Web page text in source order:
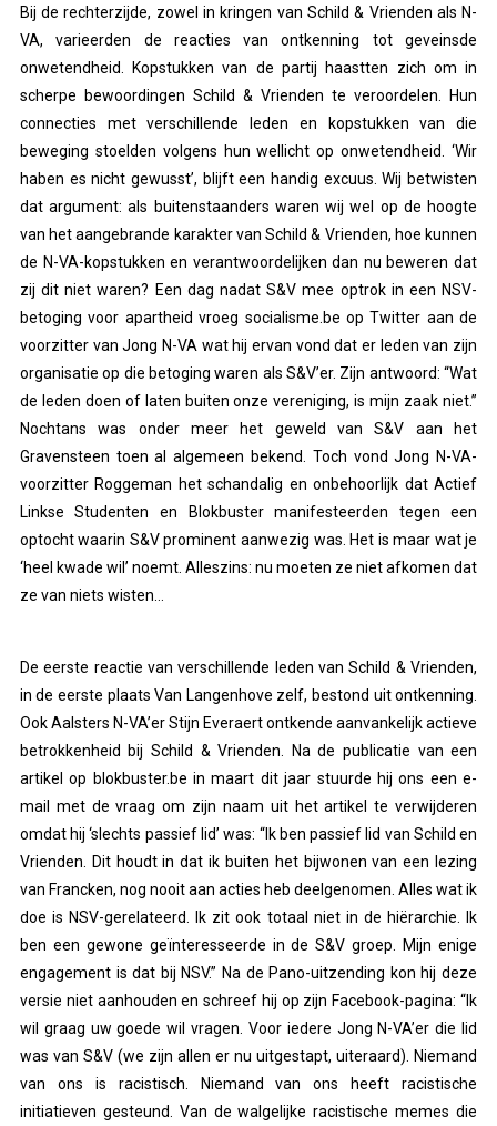
Bij de rechterzijde, zowel in kringen van Schild & Vrienden als N-
VA, varieerden de reacties van ontkenning tot geveinsde
onwetendheid. Kopstukken van de partij haastten zich om in
scherpe bewoordingen Schild & Vrienden te veroordelen. Hun
connecties met verschillende leden en kopstukken van die
beweging stoelden volgens hun wellicht op onwetendheid. ‘Wir
haben es nicht gewusst’, blijft een handig excuus. Wij betwisten
dat argument: als buitenstaanders waren wij wel op de hoogte
van het aangebrande karakter van Schild & Vrienden, hoe kunnen
de N-VA-kopstukken en verantwoordelijken dan nu beweren dat
zij dit niet waren? Een dag nadat S&V mee optrok in een NSV-
betoging voor apartheid vroeg socialisme.be op Twitter aan de
voorzitter van Jong N-VA wat hij ervan vond dat er leden van zijn
organisatie op die betoging waren als S&V’er. Zijn antwoord: “Wat
de leden doen of laten buiten onze vereniging, is mijn zaak niet.”
Nochtans was onder meer het geweld van S&V aan het
Gravensteen toen al algemeen bekend. Toch vond Jong N-VA-
voorzitter Roggeman het schandalig en onbehoorlijk dat Actief
Linkse Studenten en Blokbuster manifesteerden tegen een
optocht waarin S&V prominent aanwezig was. Het is maar wat je
‘heel kwade wil’ noemt. Alleszins: nu moeten ze niet afkomen dat
ze van niets wisten…
De eerste reactie van verschillende leden van Schild & Vrienden,
in de eerste plaats Van Langenhove zelf, bestond uit ontkenning.
Ook Aalsters N-VA’er Stijn Everaert ontkende aanvankelijk actieve
betrokkenheid bij Schild & Vrienden. Na de publicatie van een
artikel op blokbuster.be in maart dit jaar stuurde hij ons een e-
mail met de vraag om zijn naam uit het artikel te verwijderen
omdat hij ‘slechts passief lid’ was: “Ik ben passief lid van Schild en
Vrienden. Dit houdt in dat ik buiten het bijwonen van een lezing
van Francken, nog nooit aan acties heb deelgenomen. Alles wat ik
doe is NSV-gerelateerd. Ik zit ook totaal niet in de hiërarchie. Ik
ben een gewone geïnteresseerde in de S&V groep. Mijn enige
engagement is dat bij NSV.” Na de Pano-uitzending kon hij deze
versie niet aanhouden en schreef hij op zijn Facebook-pagina: “Ik
wil graag uw goede wil vragen. Voor iedere Jong N-VA’er die lid
was van S&V (we zijn allen er nu uitgestapt, uiteraard). Niemand
van ons is racistisch. Niemand van ons heeft racistische
initiatieven gesteund. Van de walgelijke racistische memes die